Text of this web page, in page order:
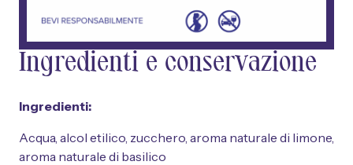
Ingredienti e conservazione
Ingredienti:
Acqua, alcol etilico, zucchero, aroma naturale di limone,
aroma naturale di basilico